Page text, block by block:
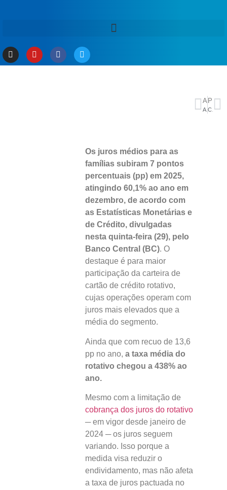
Os juros médios para as
famílias subiram 7 pontos
percentuais (pp) em 2025,
atingindo 60,1% ao ano em
dezembro, de acordo com
as Estatísticas Monetárias e
de Crédito, divulgadas
nesta quinta-feira (29), pelo
Banco Central (BC). O
destaque é para maior
participação da carteira de
cartão de crédito rotativo,
cujas operações operam com
juros mais elevados que a
média do segmento.
Ainda que com recuo de 13,6
pp no ano, a taxa média do
rotativo chegou a 438% ao
ano.
Mesmo com a limitação de
cobrança dos juros do rotativo
─ em vigor desde janeiro de
2024 ─ os juros seguem
variando. Isso porque a
medida visa reduzir o
endividamento, mas não afeta
a taxa de juros pactuada no
ANTERIOR
Amazonas define propostas e delegados para conferência nacional do setor rural
PRÓXIMO
CPI do INSS convoca Daniel Vorcaro a prestar depoimento; oitiva será em 5 de fevereiro